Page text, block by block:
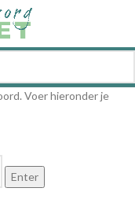
Voer hieronder je